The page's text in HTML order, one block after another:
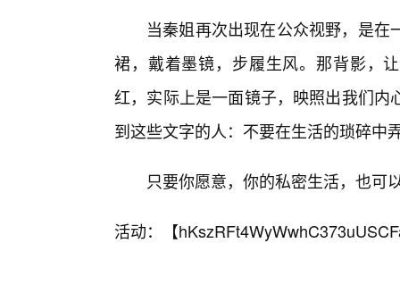
当秦姐再次出现在公众视野，是
裙，戴着墨镜，步履生风。那背影，
红，实际上是一面镜子，映照出我们
到这些文字的人：不要在生活的琐碎中
只要你愿意，你的私密生活，也可
活动：【